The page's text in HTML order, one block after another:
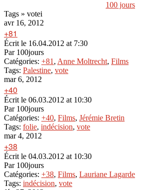
100 jours
Tags » votei
avr 16, 2012
+81
Écrit le 16.04.2012 at 7:30
Par100jours
Catégories: +81 , Anne Moltrecht, Films
Tags: Palestine, vote
mar 6, 2012
+40
Écrit le 06.03.2012 at 10:30
Par100jours
Catégories: +40, Films, Jérémie Bretin
Tags: folie, indécision, vote
mar 4, 2012
+38
Écrit le 04.03.2012 at 10:30
Par100jours
Catégories: +38, Films, Lauriane Lagarde
Tags: indécision, vote